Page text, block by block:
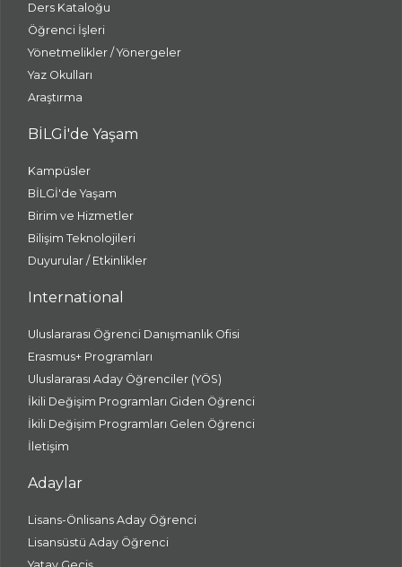
Ders Kataloğu
Öğrenci İşleri
Yönetmelikler / Yönergeler
Yaz Okulları
Araştırma
BİLGİ'de Yaşam
Kampüsler
BİLGİ'de Yaşam
Birim ve Hizmetler
Bilişim Teknolojileri
Duyurular / Etkinlikler
International
Uluslararası Öğrenci Danışmanlık Ofisi
Erasmus+ Programları
Uluslararası Aday Öğrenciler (YÖS)
İkili Değişim Programları Giden Öğrenci
İkili Değişim Programları Gelen Öğrenci
İletişim
Adaylar
Lisans-Önlisans Aday Öğrenci
Lisansüstü Aday Öğrenci